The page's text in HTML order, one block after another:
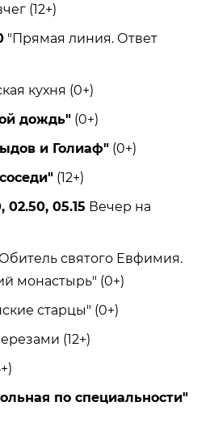
(12+)
"Прямая линия. Ответ
кухня (0+)
дождь" (0+)
и Голиаф" (0+)
(12+)
02.50, 05.15 Вечер на
святого Евфимия.
монастырь" (0+)
старцы" (0+)
(12+)
по специальности"